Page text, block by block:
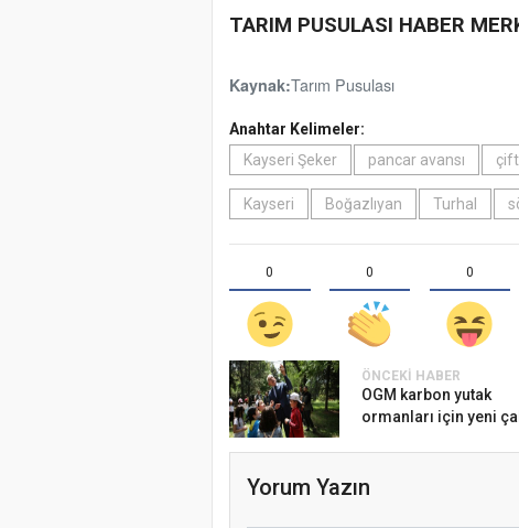
TARIM PUSULASI HABER
Kaynak:Tarım Pusulası
Anahtar Kelimeler:
Kayseri Şeker
pancar avansı
Kayseri Boğazlıyan Turhal
0 0 0
ÖNCEKI HABER
OGM karbon yutak
ormanları için yeni
Yorum Yazın